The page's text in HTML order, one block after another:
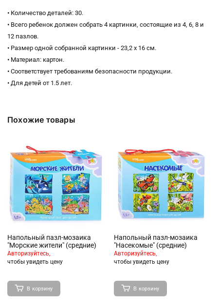
• Количество деталей: 30.
• Всего ребенок должен собрать 4 картинки, состоящие из 4, 6, 8 и
12 пазлов.
• Размер одной собранной картинки - 23,2 х 16 см.
• Материал: картон.
• Соответствует требованиям безопасности продукции.
• Для детей от 1.5 лет.
Похожие товары
Напольный пазл-мозаика
"Морские жители" (средние)
Авторизуйтесь,
чтобы увидеть цену
В корзину
Напольный пазл-мозаика
"Насекомые" (средние)
Авторизуйтесь,
чтобы увидеть цену
В корзину